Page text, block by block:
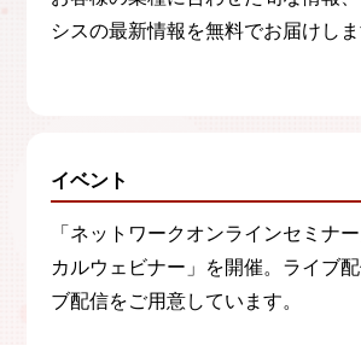
シスの最新情報を無料でお届けしま
イベント
「ネットワークオンラインセミナ
カルウェビナー」を開催。ライブ
ブ配信をご用意しています。